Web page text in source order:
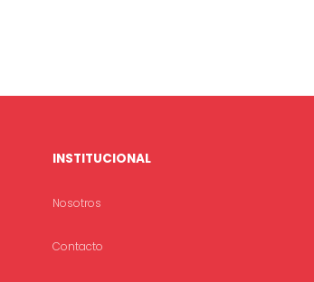
INSTITUCIONAL
Nosotros
Contacto